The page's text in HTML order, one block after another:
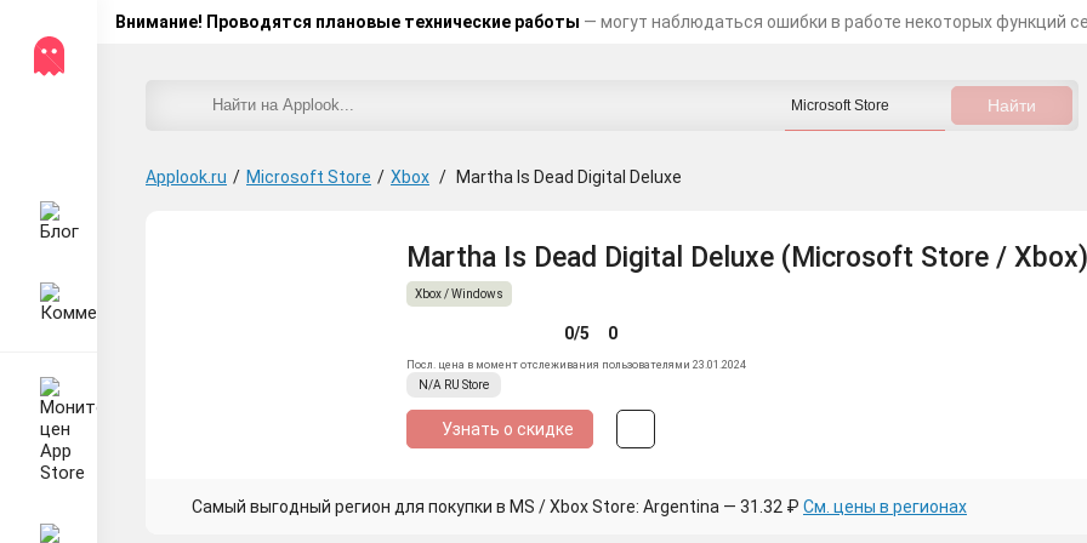
Внимание! Проводятся плановые технические работы — могут наблюдаться ошибки в работе некоторых функций
Applook.ru / Microsoft Store / Xbox / Martha Is Dead Digital Deluxe
Martha Is Dead Digital Deluxe (Microsoft Store / Xbox)
Xbox / Windows
0/5 0
Посл. цена в момент отслеживания пользователями 23.01.2024
N/A RU Store
Узнать о скидке
Самый выгодный регион для покупки в MS / Xbox Store: Argentina — 31.32 ₽ См. цены в регионах